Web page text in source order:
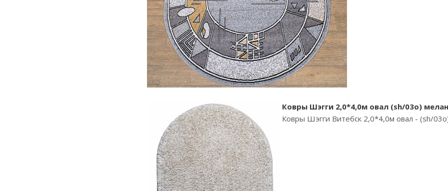
Ковры Шэгги 2,0*4,0м овал (sh/03o)
Ковры Шэгги Витебск 2,0*4,0м овал - (sh/